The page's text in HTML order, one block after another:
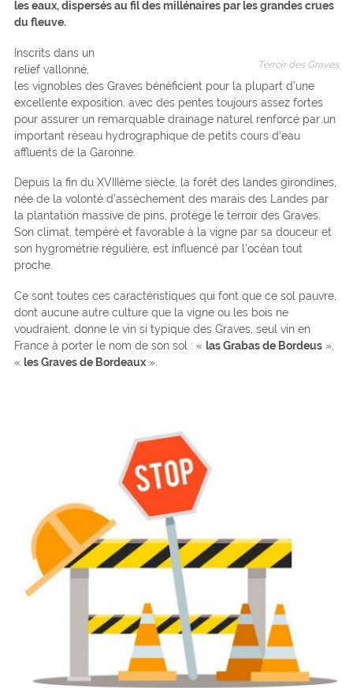
les eaux, dispersés au fil des millénaires par les grandes crues
du fleuve.
Terroir des Graves
Inscrits dans un
relief vallonné,
les vignobles des Graves bénéficient pour la plupart d’une
excellente exposition, avec des pentes toujours assez fortes
pour assurer un remarquable drainage naturel renforcé par un
important réseau hydrographique de petits cours d’eau
affluents de la Garonne.
Depuis la fin du XVIIIème siècle, la forêt des landes girondines,
née de la volonté d’assèchement des marais des Landes par
la plantation massive de pins, protège le terroir des Graves.
Son climat, tempéré et favorable à la vigne par sa douceur et
son hygrométrie régulière, est influencé par l’océan tout
proche.
Ce sont toutes ces caractéristiques qui font que ce sol pauvre,
dont aucune autre culture que la vigne ou les bois ne
voudraient, donne le vin si typique des Graves, seul vin en
France à porter le nom de son sol : « las Grabas de Bordeus»,
« les Graves de Bordeaux».